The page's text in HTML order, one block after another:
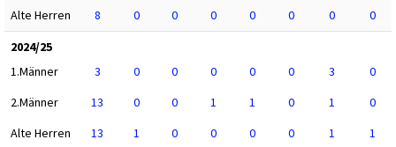
Alte Herren
8 0 0 0 0 0 0
0
2024/25
1.Männer
3 0 0 0 0 0 3
0
2.Männer
13 0 0 1 1 0 1
0
Alte Herren
13 1 0 0 0 0 1
1